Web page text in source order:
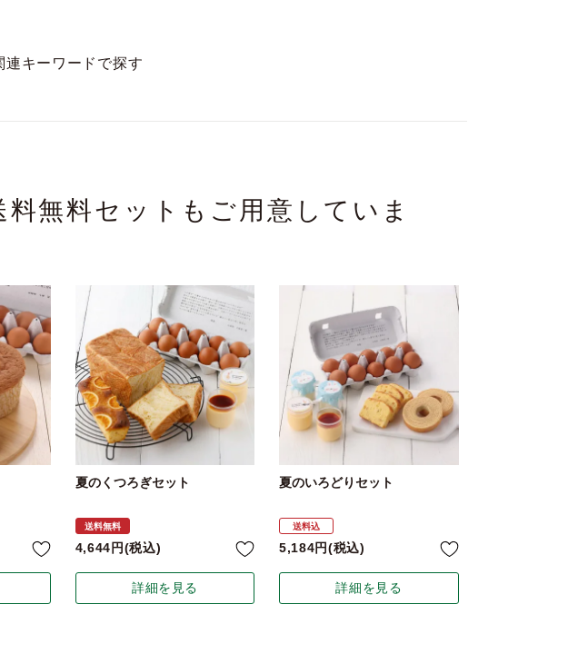
連キーワードで探す
無料セットもご用意していま
夏のくつろぎセット
送料無料
4,644 税込
詳細を見る
夏のいろどりセット
送料込
5,184 税込
詳細を見る